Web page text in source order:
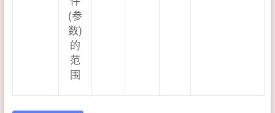
(参
数)
的
范
围